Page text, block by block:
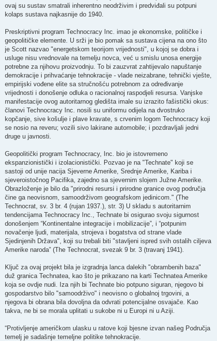
ovaj su sustav smatrali inherentno neodrživim i predviđali su potpuni
kolaps sustava najkasnije do 1940.
Preskriptivni program Technocracy Inc. imao je ekonomske, političke i
geopolitičke elemente. U srži je bio pomak sa sustava cijena na ono što
je Scott nazvao "energetskom teorijom vrijednosti", u kojoj se dobra i
usluge nisu vrednovale na temelju novca, već u smislu unosa energije
potrebne za njihovu proizvodnju. To bi zauzvrat zahtijevalo napuštanje
demokracije i prihvaćanje tehnokracije - vlade neizabrane, tehnički vješte,
empirijski vođene elite sa stručnošću potrebnom za određivanje
vrijednosti i donošenje odluka o racionalnoj raspodjeli resursa. Vanjske
manifestacije ovog autoritarnog gledišta imale su izrazito fašistički okus:
članovi Technocracy Inc. nosili su uniformu odijela na dvostruko
kopčanje, sive košulje i plave kravate, s crvenim logom Technocracy koji
se nosio na reveru; vozili sivo lakirane automobile; i pozdravljali jedni
druge u javnosti.
Geopolitički program Technocracy, Inc. bio je istovremeno
ekspanzionistički i izolacionistički. Pozvao je na "Technate" koji se
sastoji od unije nacija Sjeverne Amerike, Srednje Amerike, Kariba i
sjeveroistočnog Pacifika, zajedno sa sjevernim slojem Južne Amerike.
Obrazloženje je bilo da "prirodni resursi i prirodne granice ovog područja
čine ga neovisnom, samoodrživom geografskom jedinicom." (The
Technocrat, sv. 3 br. 4 (rujan 1937.), str. 3) U skladu s autoritarnim
tendencijama Technocracy Inc., Technate bi osigurao svoju sigurnost
donošenjem “Kontinentalne integracije i mobilizacije”, i “potpunim
novačenje ljudi, materijala, strojeva i bogatstva od strane vlade
Sjedinjenih Država", koji su trebali biti "stavljeni ispred svih ostalih ciljeva
Amerike naroda” (The Technocrat, svezak 9 br. 3 (travanj 1941).
Ključ za ovaj projekt bila je izgradnja lanca dalekih "obrambenih baza"
duž granica Technatea, kao što je prikazano na karti Technatea Amerike
koja se ovdje nudi. Iza njih bi Technate bio potpuno siguran, njegovo bi
gospodarstvo bilo "samoodrživo" i neovisno o globalnoj trgovini, a
njegova bi obrana bila dovoljna da odvrati potencijalne osvajače. Kao
takva, ne bi se morala uplitati u sukobe ni u Europi ni u Aziji.
“Protivljenje američkom ulasku u ratove koji bjesne izvan našeg Područja
temelj je sadašnje temeljne politike tehnokracije.